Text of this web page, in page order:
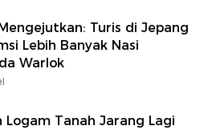
Turis di Jepang
Lebih Banyak Nasi
Warlok
Logam Tanah Jarang Lagi